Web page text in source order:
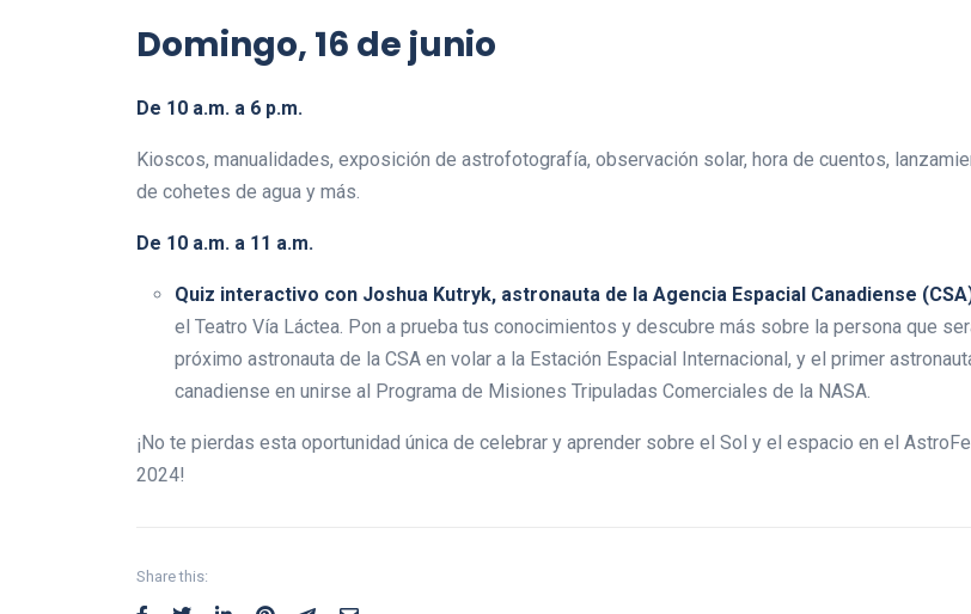
Domingo, 16 de junio
De 10 a.m. a 6 p.m.
Kioscos, manualidades, exposición de astrofotografía, observación solar, hora de cuentos,
de cohetes de agua y más.
De 10 a.m. a 11 a.m.
Quiz interactivo con Joshua Kutryk, astronauta de la Agencia Espacial Canadiense
el Teatro Vía Láctea. Pon a prueba tus conocimientos y descubre más sobre la persona que
próximo astronauta de la CSA en volar a la Estación Espacial Internacional, y el primer
canadiense en unirse al Programa de Misiones Tripuladas Comerciales de la NASA.
¡No te pierdas esta oportunidad única de celebrar y aprender sobre el Sol y el espacio en el
2024!
Share this: